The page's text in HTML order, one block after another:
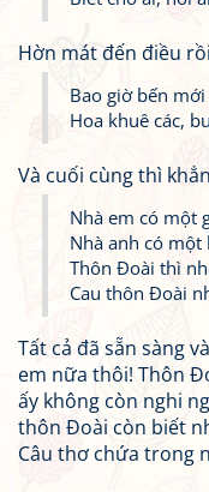
Hờn mát đến điều
Bao giờ bến mới
Hoa khuê các,
Và cuối cùng thì
Nhà em có một
Nhà anh có một
Thôn Đoài thì
Cau thôn Đoài
Tất cả đã sẵn sàng
em nữa thôi! Thôn
ấy không còn nghi
thôn Đoài còn biết
Câu thơ chứa trong